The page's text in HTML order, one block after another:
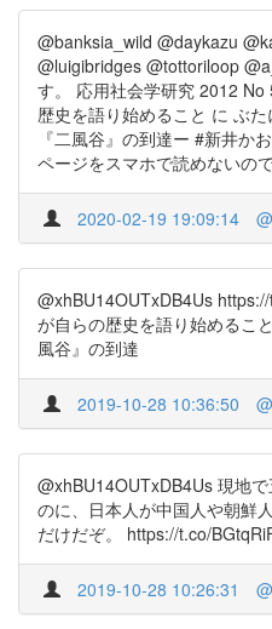
@banksia_wild @daykazu
@luigibridges @tottoriloop
す。 応用社会学研究 2012
歴史を語り始めること に ぶ
『二風谷』の到達ー #新井か
ページをスマホで読めないの
2020-02-19 19:09:14
@xhBU14OUTxDB4Us
が自らの歴史を語り始めるこ
風谷』の到達
2019-10-28 10:36:50
@xhBU14OUTxDB4Us 現地
のに、日本人が中国人や朝鮮
だけだぞ。 https://t.co/
2019-10-28 10:26:31